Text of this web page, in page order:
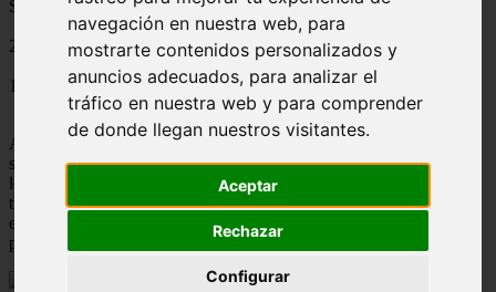
navegación en nuestra web, para
mostrarte contenidos personalizados y
anuncios adecuados, para analizar el
tráfico en nuestra web y para comprender
de donde llegan nuestros visitantes.
Aceptar
Rechazar
Configurar
Seguros baratos
2012-01-06
1555
Actualmente existen dos “divisiones” en los
seguros de coche
siendo los tradicionales y los directos, esta vez nos enfocaremos en
los
directos, tratando de decir las diferencias que
tienen respecto a los tradicionales y es que muchas veces son por
estas pequeñas diferencias e incógnitas por las que un contratante
puede hacerse de un
seguro de coche barato